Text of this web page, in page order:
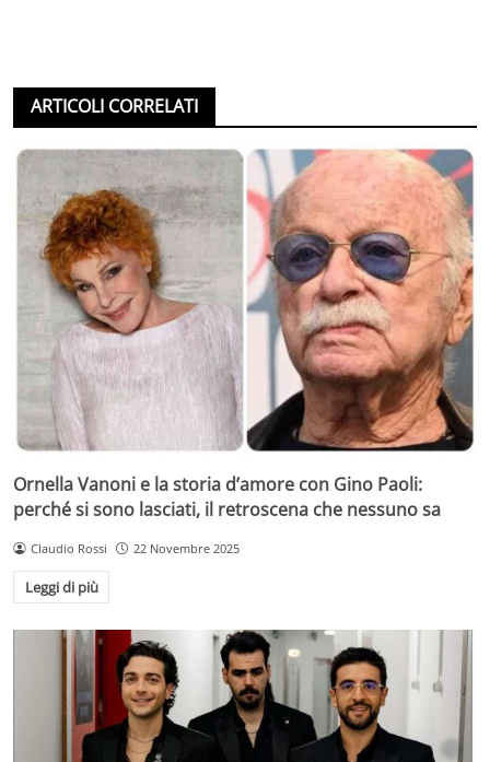
ARTICOLI CORRELATI
Ornella Vanoni e la storia d’amore con Gino Paoli:
perché si sono lasciati, il retroscena che nessuno sa
Claudio Rossi 22 Novembre 2025
Leggi di più